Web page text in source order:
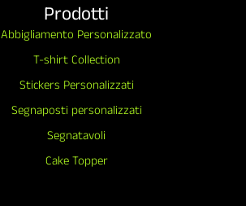
Prodotti
Abbigliamento Personalizzato
T-shirt Collection
Stickers Personalizzati
Segnaposti personalizzati
Segnatavoli
Cake Topper